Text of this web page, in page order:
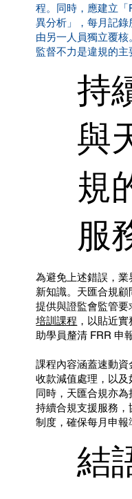
程。同時，應建立
異分析」，每月記
由另一人員獨立覆
監督不力是違規的主
持
與
規
服
為避免上述錯誤，
新知識。天匯合規顧
提供與證監會監管
培訓課程 ，以貼近
助學員釐清 FRR 申
課程內容涵蓋速動
收款減值處理，以及
同時，天匯合規亦
持續合規支援服務
制度，確保每月申報
結